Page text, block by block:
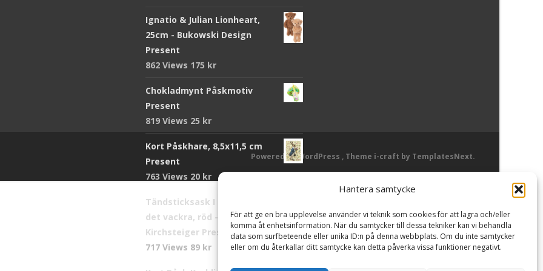
Hantera samtycke
För att ge en bra upplevelse använder vi teknik som cookies för att lagra och/eller
komma åt enhetsinformation. När du samtycker till dessa tekniker kan vi behandla
data som surfbeteende eller unika ID:n på denna webbplats. Om du inte samtycker
eller om du återkallar ditt samtycke kan detta påverka vissa funktioner negativt.
Ignatio & Julian Lionheart,
25cm - Bukowski Design
Present
862 Views 175 kr
Chokladmynt Påskmotiv
Present
819 Views 25 kr
Kort Påskhare, 8,5x11,5 cm
Present
763 Views 20 kr
Tändsticksask I den enkla bor
det vackra, röd - Ernst
Kirchsteiger Present
717 Views 89 kr
Powered by WordPress , Theme i-craft by TemplatesNext.